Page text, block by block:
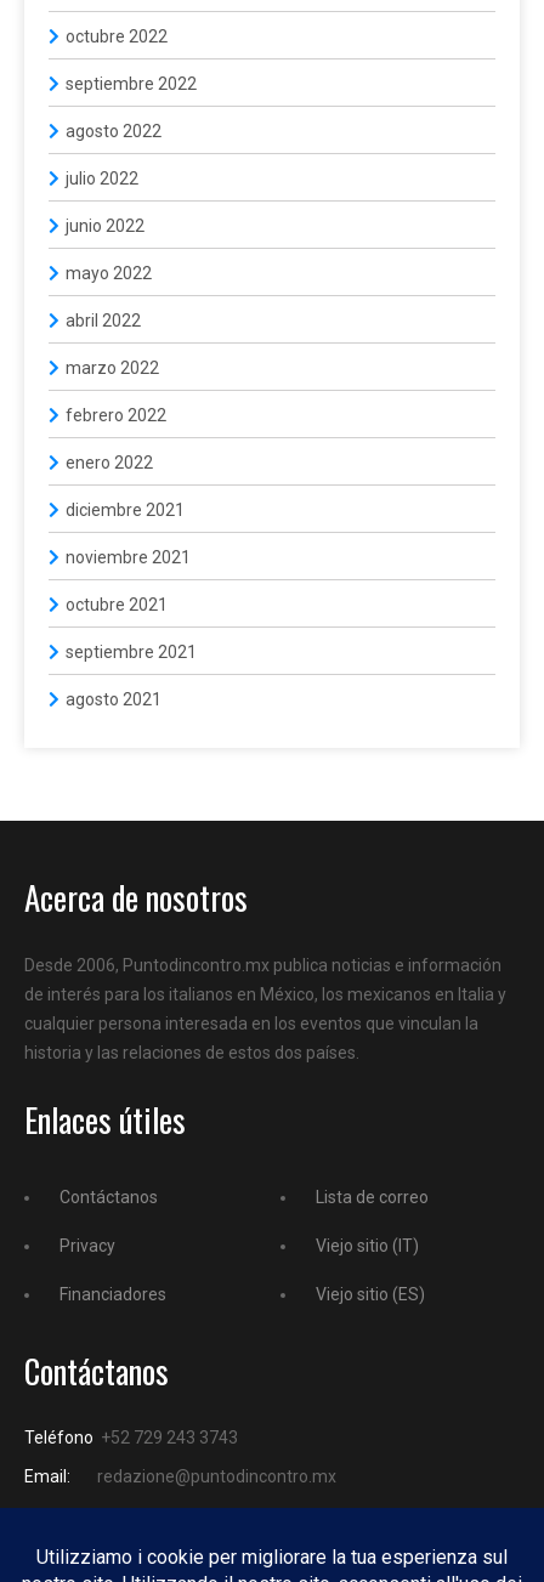
octubre 2022
septiembre 2022
agosto 2022
julio 2022
junio 2022
mayo 2022
abril 2022
marzo 2022
febrero 2022
enero 2022
diciembre 2021
noviembre 2021
octubre 2021
septiembre 2021
agosto 2021
Acerca de nosotros
Desde 2006, Puntodincontro.mx publica noticias e información
de interés para los italianos en México, los mexicanos en Italia y
cualquier persona interesada en los eventos que vinculan la
historia y las relaciones de estos dos países.
Enlaces útiles
Contáctanos
Privacy
Financiadores
Lista de correo
Viejo sitio (IT)
Viejo sitio (ES)
Contáctanos
Teléfono +52 729 243 3743
Email:
redazione@puntodincontro.mx
PUNTODINCONTRO